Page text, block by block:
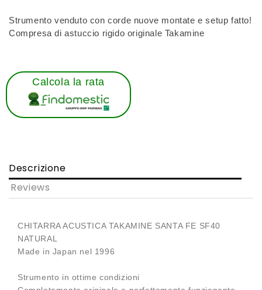
Strumento venduto con corde nuove montate e setup fatto!
Compresa di astuccio rigido originale Takamine
Calcola la rata
Descrizione
Reviews
CHITARRA ACUSTICA TAKAMINE SANTA FE SF40
NATURAL
Made in Japan nel 1996
Strumento in ottime condizioni